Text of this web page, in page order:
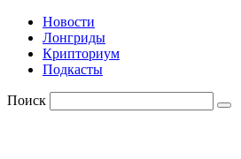
Новости
Лонгриды
Крипториум
Подкасты
Поиск